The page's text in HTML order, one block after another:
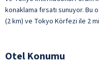
konaklama fırsatı sunuyor. Bu
(2 km) ve Tokyo Körfezi ile 2
Otel Konumu